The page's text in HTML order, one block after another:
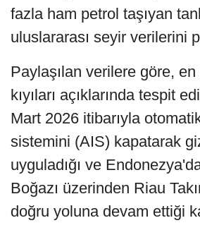
fazla ham petrol taşıyan
uluslararası seyir verilerini
Paylaşılan verilere göre,
kıyıları açıklarında tespit
Mart 2026 itibarıyla
sistemini (AIS) kapatarak
uyguladığı ve
Boğazı üzerinden Riau
doğru yoluna devam ettiği